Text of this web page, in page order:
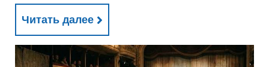
Читать далее